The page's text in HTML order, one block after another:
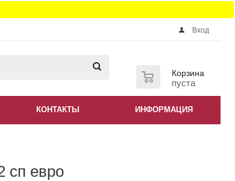
Вход
Корзина
пуста
КОНТАКТЫ ИНФОРМАЦИЯ
сп евро